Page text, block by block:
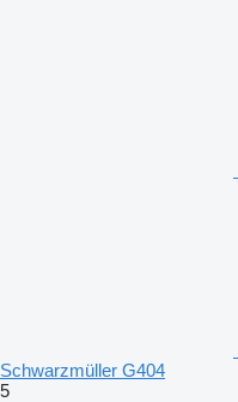
Schwarzmüller G404
5